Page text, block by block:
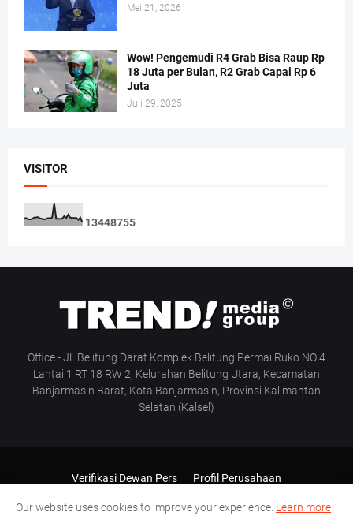
Mei 21, 2026
Wow! Pengemudi R4 Grab Bisa Raup Rp
18 Juta per Bulan, R2 Grab Capai Rp 6
Juta
Juli 29, 2025
VISITOR
13448755
Office - JL Belitung Darat Komplek Belitung Permai Ruko NO 4
Lantai 1 RT 18 RW 2, Kelurahan Belitung Utara, Kecamatan
Banjarmasin Barat, Kota Banjarmasin, Provinsi Kalimantan
Selatan (Kalsel)
Verifikasi Dewan Pers
Profil Perusahaan
Our website uses cookies to improve your experience. Learn more